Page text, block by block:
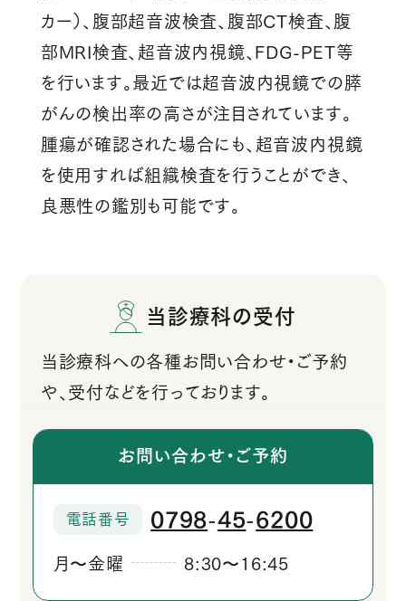
カー）、腹部超音波検査、腹部CT検査、腹
部MRI検査、超音波内視鏡、FDG-PET等
を行います。最近では超音波内視鏡での膵
がんの検出率の高さが注目されています。
腫瘍が確認された場合にも、超音波内視鏡
を使用すれば組織検査を行うことができ、
良悪性の鑑別も可能です。
当診療科の受付
当診療科への各種お問い合わせ・ご予約
や、受付などを行っております。
お問い合わせ・ご予約
電話番号
0798
‐
45
‐
6200
月
金曜
8:30
16:45